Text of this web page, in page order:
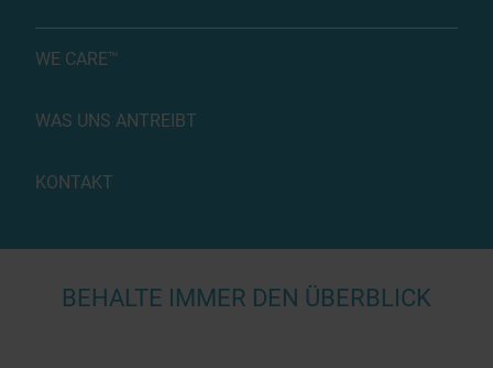
WE CARE™
WAS UNS ANTREIBT
KONTAKT
BEHALTE IMMER DEN ÜBERBLICK